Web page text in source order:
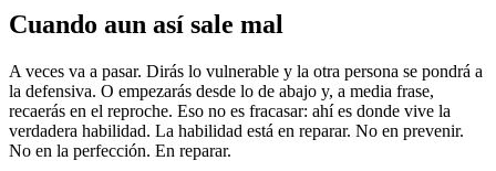
Cuando aun así sale mal
A veces va a pasar. Dirás lo vulnerable y la otra persona se pondrá a
la defensiva. O empezarás desde lo de abajo y, a media frase,
recaerás en el reproche. Eso no es fracasar: ahí es donde vive la
verdadera habilidad. La habilidad está en reparar. No en prevenir.
No en la perfección. En reparar.